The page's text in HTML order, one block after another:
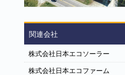
関連会社
株式会社日本エコソーラー
株式会社日本エコファーム